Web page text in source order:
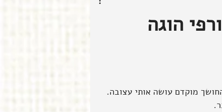
הוגה
מוקדם עושה אותי עצובה.